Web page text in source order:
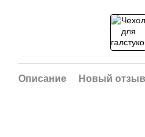
Описание Новый